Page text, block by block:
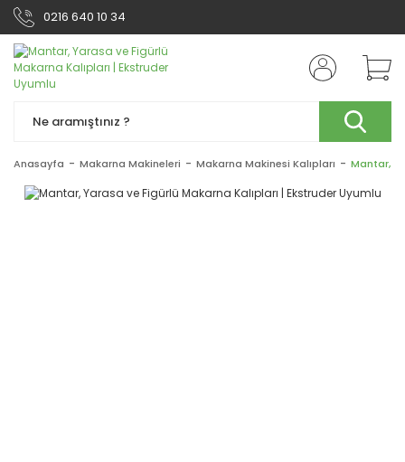
0216 640 10 34
Anasayfa Makarna Makineleri Makarna Makinesi Kalıpları Mantar,